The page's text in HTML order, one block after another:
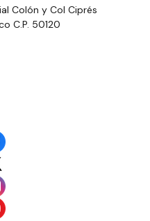
Colón y Col Ciprés
C.P. 50120